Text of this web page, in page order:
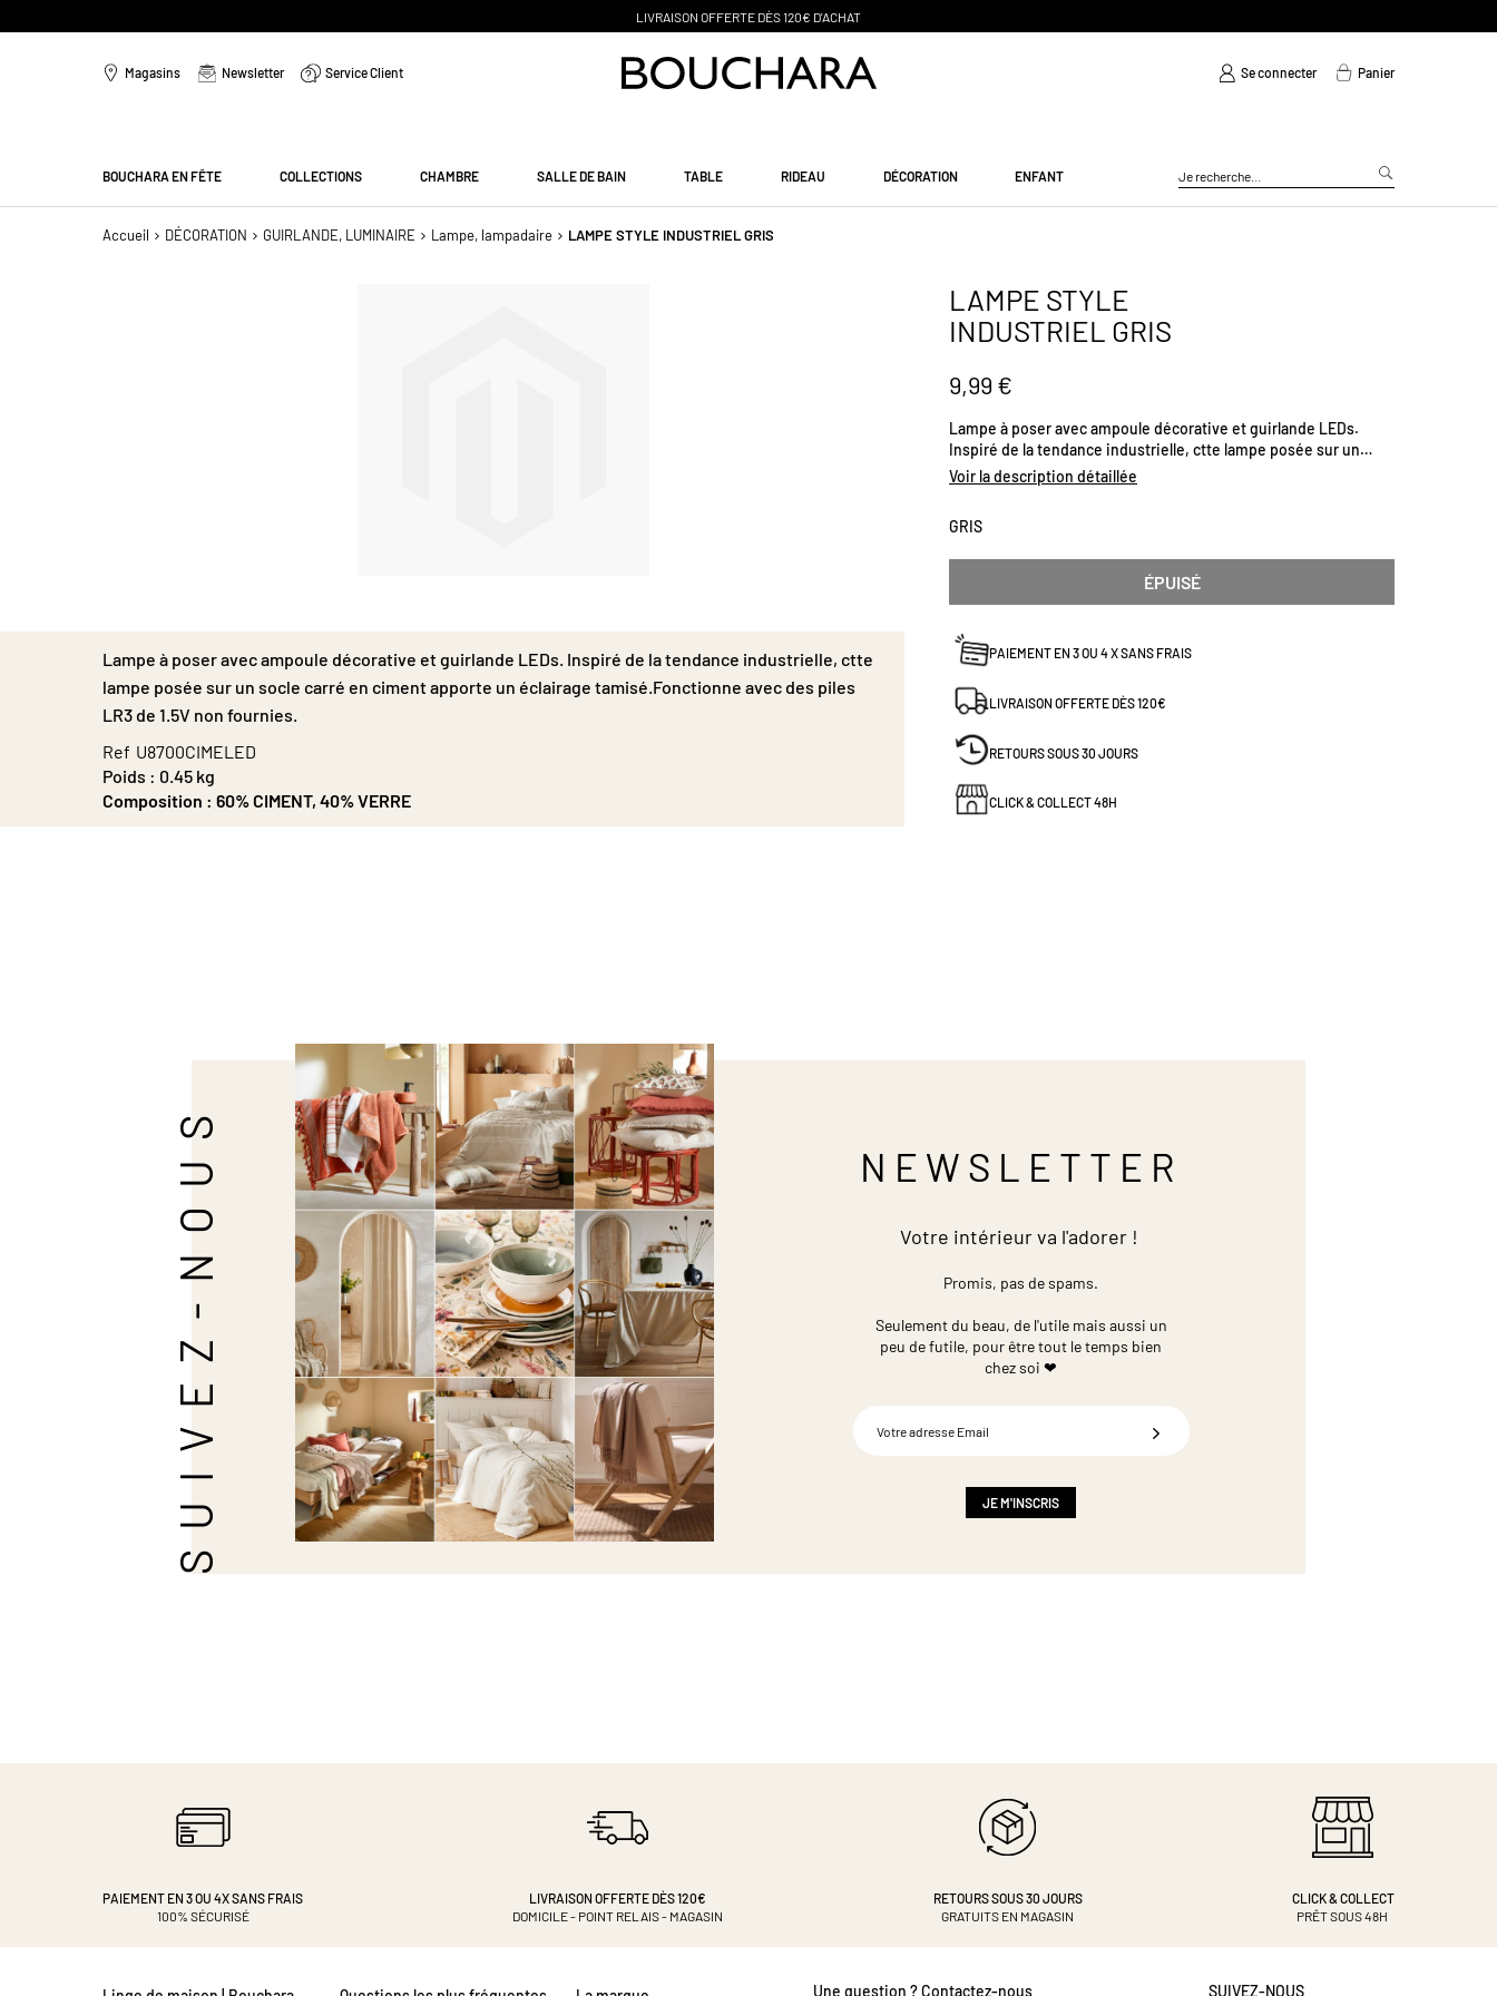
PAIEMENT EN 3 SANS FRAIS
Magasins Newsletter Service Client Se connecter Panier
BOUCHARA EN FÊTE COLLECTIONS CHAMBRE SALLE DE BAIN TABLE RIDEAU DÉCORATION ENFANT
Accueil DÉCORATION GUIRLANDE, LUMINAIRE Lampe, lampadaire LAMPE STYLE INDUSTRIEL GRIS
la
Galerie
d’images
LAMPE STYLE
INDUSTRIEL GRIS
9,99 €
Lampe à poser avec ampoule décorative et guirlande LEDs.
Inspiré de la tendance industrielle, ctte lampe posée sur un
socle carré en ciment apporte un éclairage tamisé.Fonctionne
avec des piles LR3 de 1.5V non fournies.
Voir la description détaillée
GRIS
ÉPUISÉ
PAIEMENT EN 3 OU 4 X SANS FRAIS
LIVRAISON OFFERTE DÈS 120€
RETOURS SOUS 30 JOURS
CLICK & COLLECT 48H
Lampe à poser avec ampoule décorative et guirlande LEDs. Inspiré de la tendance industrielle, ctte
lampe posée sur un socle carré en ciment apporte un éclairage tamisé.Fonctionne avec des piles
LR3 de 1.5V non fournies.
Ref U8700CIMELED
Poids : 0.45 kg
Composition : 60% CIMENT, 40% VERRE
SUIVEZ-NOUS NEWSLETTER
Votre intérieur va l'adorer !
Promis, pas de spams.
Seulement du beau, de l'utile mais aussi un
peu de futile, pour être tout le temps bien
chez soi ❤
JE M'INSCRIS
PAIEMENT EN 3 OU 4XSANS FRAIS
100% SÉCURISÉ
LIVRAISON OFFERTE DÈS 120€
DOMICILE - POINT RELAIS - MAGASIN
RETOURS SOUS 30 JOURS
GRATUITS EN MAGASIN
CLICK & COLLECT
PRÊT SOUS 48H
Une question ? Contactez-nous SUIVEZ-NOUS